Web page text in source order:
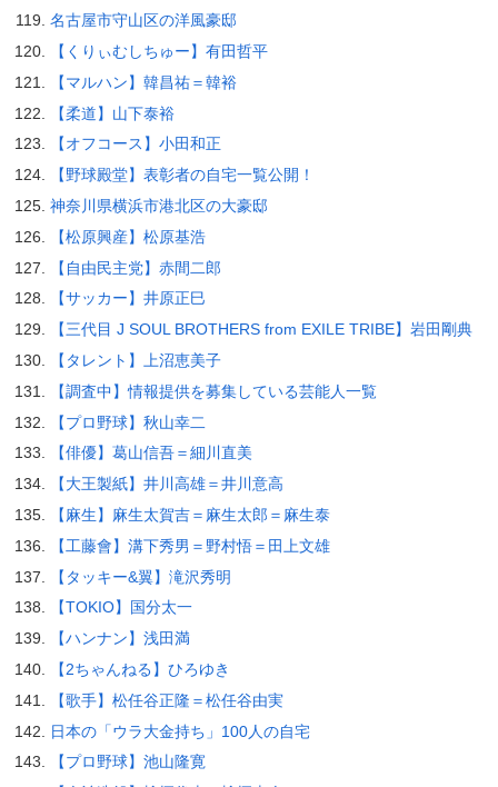
名古屋市守山区の洋風豪邸
【くりぃむしちゅー】有田哲平
【マルハン】韓昌祐＝韓裕
【柔道】山下泰裕
【オフコース】小田和正
【野球殿堂】表彰者の自宅一覧公開！
神奈川県横浜市港北区の大豪邸
【松原興産】松原基浩
【自由民主党】赤間二郎
【サッカー】井原正巳
【三代目 J SOUL BROTHERS from EXILE TRIBE】岩田剛典
【タレント】上沼恵美子
【調査中】情報提供を募集している芸能人一覧
【プロ野球】秋山幸二
【俳優】葛山信吾＝細川直美
【大王製紙】井川高雄＝井川意高
【麻生】麻生太賀吉＝麻生太郎＝麻生泰
【工藤會】溝下秀男＝野村悟＝田上文雄
【タッキー&翼】滝沢秀明
【TOKIO】国分太一
【ハンナン】浅田満
【2ちゃんねる】ひろゆき
【歌手】松任谷正隆＝松任谷由実
日本の「ウラ大金持ち」100人の自宅
【プロ野球】池山隆寛